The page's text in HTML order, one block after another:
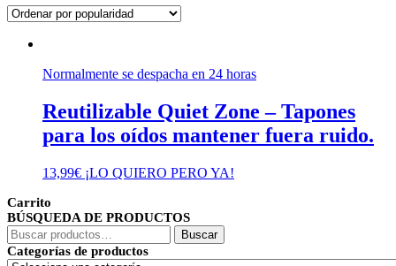
Normalmente se despacha en 24 horas
Reutilizable Quiet Zone – Tapones
para los oídos mantener fuera ruido.
13,99€ ¡LO QUIERO PERO YA!
Carrito
BÚSQUEDA DE PRODUCTOS
Buscar
por:
Buscar
Categorías de productos